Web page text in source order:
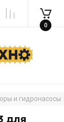
0
и гидронасосы
для